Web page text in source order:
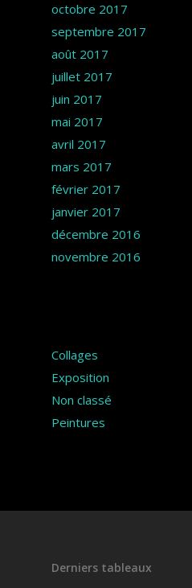
octobre 2017
septembre 2017
août 2017
juillet 2017
juin 2017
mai 2017
avril 2017
mars 2017
février 2017
janvier 2017
décembre 2016
novembre 2016
Collages
Exposition
Non classé
Peintures
Derniers tableaux